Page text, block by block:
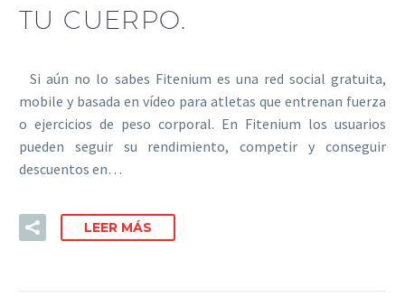
TU CUERPO.
Si aún no lo sabes Fitenium es una red social gratuita,
mobile y basada en vídeo para atletas que entrenan fuerza
o ejercicios de peso corporal. En Fitenium los usuarios
pueden seguir su rendimiento, competir y conseguir
descuentos en…
LEER MÁS